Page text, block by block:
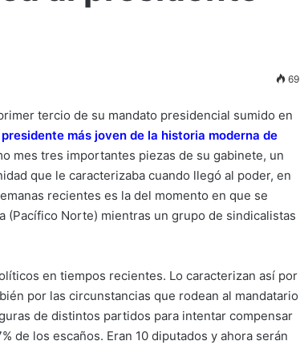
69
tercio de su mandato presidencial sumido en
presidente más joven de la historia moderna de
mes tres importantes piezas de su gabinete, un
que le caracterizaba cuando llegó al poder, en
recientes es la del momento en que se
Norte) mientras un grupo de sindicalistas
en tiempos recientes. Lo caracterizan así por
por las circunstancias que rodean al mandatario
de distintos partidos para intentar compensar
de los escaños. Eran 10 diputados y ahora serán